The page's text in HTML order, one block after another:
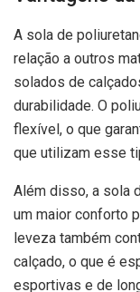
A sola de
relação a outros
solados de
durabilidade. O
flexível, o que
que utilizam esse
Além disso, a sola
um maior conforto
leveza também
calçado, o que é
esportivas e de